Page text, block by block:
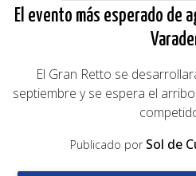
El evento más esperado de
El Gran Retto se
septiembre y se espera el
Publicado por Sol de